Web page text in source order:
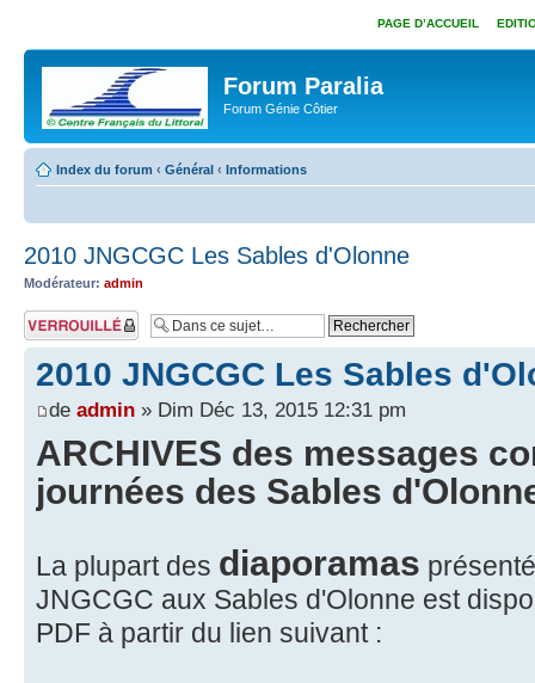
PAGE D’ACCUEIL
Forum Paralia
Forum Génie Côtier
Index du forum ‹ Général ‹ Informations
2010 JNGCGC Les Sables d'Olonne
Modérateur: admin
Sujet verrouillé
2010 JNGCGC Les Sables
de admin » Dim Déc 13, 2015 12:31 pm
ARCHIVES des messages
journées des Sables
La plupart des diaporamas
JNGCGC aux Sables d'Olonne est
PDF à partir du lien suivant :